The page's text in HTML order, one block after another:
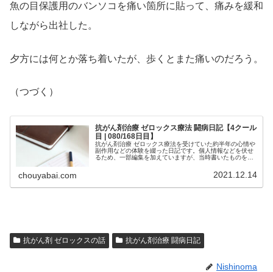
魚の目保護用のバンソコを痛い箇所に貼って、痛みを緩和
しながら出社した。
夕方には何とか落ち着いたが、歩くとまた痛いのだろう。
（つづく）
抗がん剤治療 ゼロックス療法 闘病日記【4クール
目 | 080/168日目】
抗がん剤治療 ゼロックス療法を受けていた約半年の心情や
副作用などの体験を綴った日記です。個人情報などを伏せ
るため、一部編集を加えていますが、当時書いたものを、
chouyabai.com 2021.12.14
抗がん剤 ゼロックスの話 抗がん剤治療 闘病日記
Nishinoma